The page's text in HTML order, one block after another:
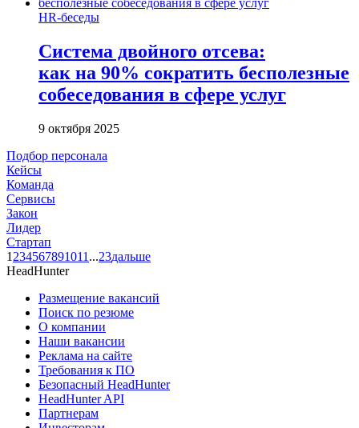
HR-беседы
Система двойного отсева:
как на 90% сократить бесполезные
собеседования в сфере услуг
9 октября 2025
Подбор персонала
Кейсы
Команда
Сервисы
Закон
Лидер
Стартап
1 234567891011 ...23дальше
HeadHunter
Размещение вакансий
Поиск по резюме
О компании
Наши вакансии
Реклама на сайте
Требования к ПО
Безопасный HeadHunter
HeadHunter API
Партнерам